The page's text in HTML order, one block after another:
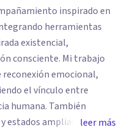
inspirado en
herramientas
existencial,
consciente. Mi trabajo
reconexión emocional,
el vínculo entre
humana. También
estados ampliados deleer más